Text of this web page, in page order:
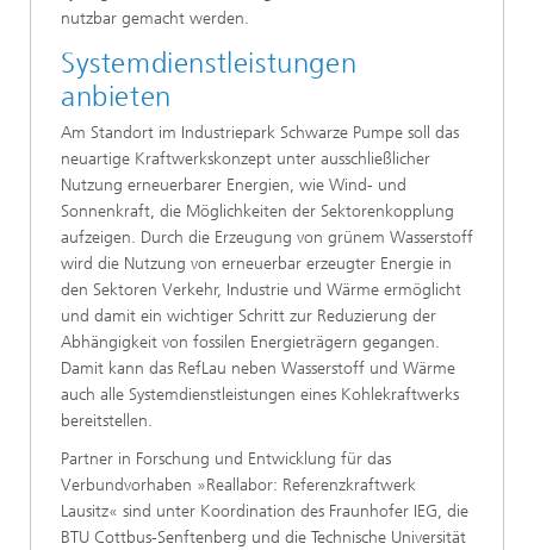
nutzbar gemacht werden.
Systemdienstleistungen
anbieten
Am Standort im Industriepark Schwarze Pumpe soll das
neuartige Kraftwerkskonzept unter ausschließlicher
Nutzung erneuerbarer Energien, wie Wind- und
Sonnenkraft, die Möglichkeiten der Sektorenkopplung
aufzeigen. Durch die Erzeugung von grünem Wasserstoff
wird die Nutzung von erneuerbar erzeugter Energie in
den Sektoren Verkehr, Industrie und Wärme ermöglicht
und damit ein wichtiger Schritt zur Reduzierung der
Abhängigkeit von fossilen Energieträgern gegangen.
Damit kann das RefLau neben Wasserstoff und Wärme
auch alle Systemdienstleistungen eines Kohlekraftwerks
bereitstellen.
Partner in Forschung und Entwicklung für das
Verbundvorhaben »Reallabor: Referenzkraftwerk
Lausitz« sind unter Koordination des Fraunhofer IEG, die
BTU Cottbus-Senftenberg und die Technische Universität